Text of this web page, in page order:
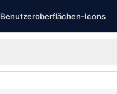
Benutzeroberflächen-Icons